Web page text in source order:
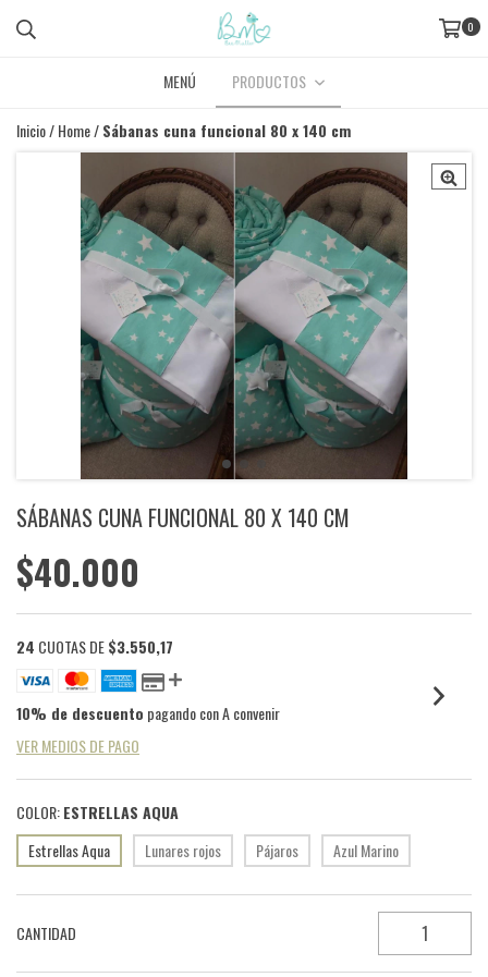
0
MENÚ PRODUCTOS
Inicio/Home/Sábanas cuna funcional 80 x 140 cm
SÁBANAS CUNA FUNCIONAL 80 X 140 CM
$40.000
24 CUOTAS DE$3.550,17
10% de descuento pagando con A convenir
VER MEDIOS DE PAGO
COLOR:ESTRELLAS AQUA
Estrellas Aqua
Lunares rojos Pájaros Azul Marino
CANTIDAD